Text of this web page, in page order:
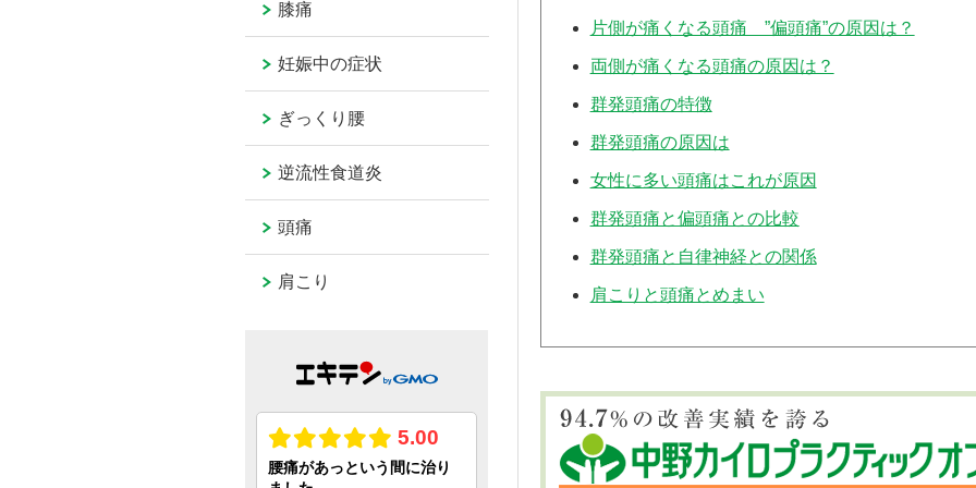
片側が痛くなる頭痛 ”偏頭痛”の原因は？
両側が痛くなる頭痛の原因は？
群発頭痛の特徴
群発頭痛の原因は
女性に多い頭痛はこれが原因
群発頭痛と偏頭痛との比較
群発頭痛と自律神経との関係
肩こりと頭痛とめまい
膝痛
妊娠中の症状
ぎっくり腰
逆流性食道炎
頭痛
肩こり